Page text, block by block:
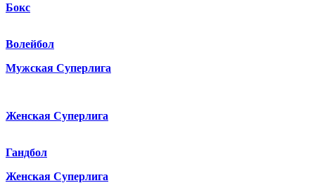
Бокс
Волейбол
Мужская Суперлига
Женская Суперлига
Гандбол
Женская Суперлига